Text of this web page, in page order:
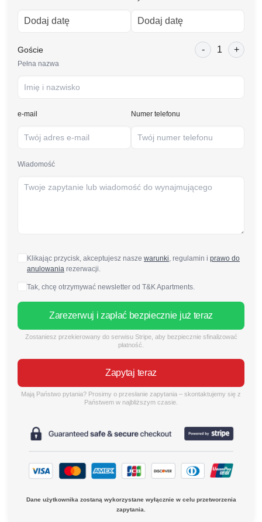
Goście - 1 +
Pełna nazwa
e-mail Numer telefonu
Wiadomość
Klikając przycisk, akceptujesz nasze warunki, regulamin i prawo do
anulowania rezerwacji.
Tak, chcę otrzymywać newsletter od T&K Apartments.
Zarezerwuj i zapłać bezpiecznie już teraz
Zostaniesz przekierowany do serwisu Stripe, aby bezpiecznie sfinalizować
płatność.
Zapytaj teraz
Mają Państwo pytania? Prosimy o przesłanie zapytania – skontaktujemy się z
Państwem w najbliższym czasie.
Dane użytkownika zostaną wykorzystane wyłącznie w celu przetworzenia
zapytania.